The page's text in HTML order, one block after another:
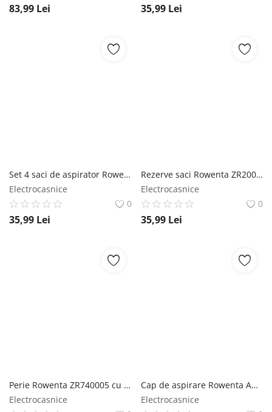
83,99 Lei 35,99 Lei
Set 4 saci de aspirator Rowenta ZR200740 Hygiene+ Animal Care compatibili cu aspiratoarele Silence Force Green Force Power XXL X-trem Power Compa rowenta
Electrocasnice
0
35,99 Lei
Rezerve saci Rowenta ZR200940 HYGIENE + AROMATIC COTTON FLOWER compatibil aspiratoare Silence Force si X-trem Power rowenta
Electrocasnice
0
35,99 Lei
Perie Rowenta ZR740005 cu periuta de curatare compatibila cu aspiratoarele robot X-Plorer S60 seriile RR74xx rowenta
Electrocasnice
Cap de aspirare Rowenta Aqua ZR009600 compatibil cu aspiratoarele verticale Rowenta X-Force Flex 8.60 11.60 12.60 14.60 si 15.60 seriile RH96xx rowenta
Electrocasnice